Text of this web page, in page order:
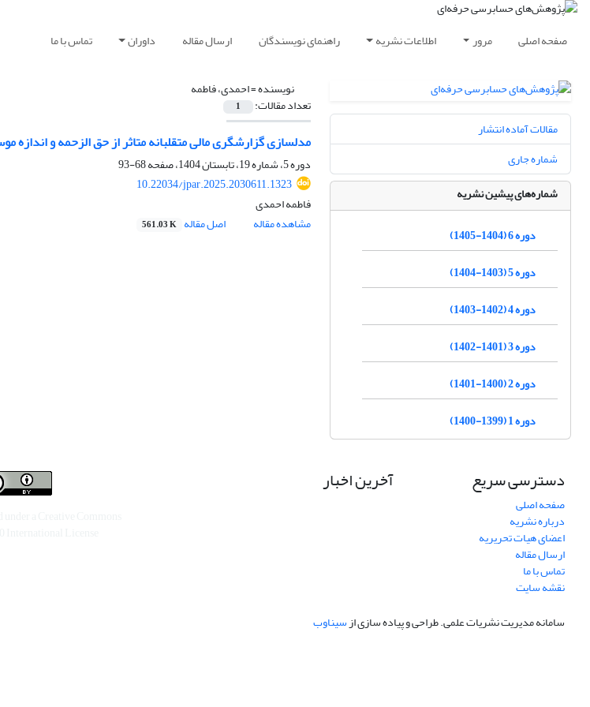
صفحه اصلی مرور اطلاعات نشریه راهنمای نویسندگان ارسال مقاله داوران تماس با ما
نویسنده =احمدی، فاطمه
تعداد مقالات: 1
مدلسازی گزارشگری مالی متقلبانه متاثر از حق الزحمه و
دوره 5، شماره 19، تابستان 1404، صفحه
68-93
10.22034/jpar.2025.2030611.1323
فاطمه احمدی
مشاهده مقاله
اصل مقاله 561.03 K
مقالات آماده انتشار
شماره جاری
شماره‌های پیشین نشریه
دوره 6 (1404-1405)
دوره 5 (1403-1404)
دوره 4 (1402-1403)
دوره 3 (1401-1402)
دوره 2 (1400-1401)
دوره 1 (1399-1400)
دسترسی سریع
صفحه اصلی
درباره نشریه
اعضای هیات تحریریه
ارسال مقاله
تماس با ما
نقشه سایت
آخرین اخبار
سامانه مدیریت نشریات علمی.طراحی و پیاده سازی ازسیناوب